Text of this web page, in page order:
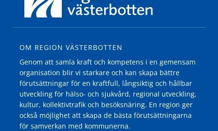
OM REGION VÄSTERBOTTEN
Genom att samla kraft och kompetens i en gemensam
organisation blir vi starkare och kan skapa bättre
förutsättningar för en kraftfull, långsiktig och hållbar
utveckling för hälso- och sjukvård, regional utveckling,
kultur, kollektivtrafik och besöksnäring. En region ger
också möjlighet att skapa de bästa förutsättningarna
för samverkan med kommunerna.